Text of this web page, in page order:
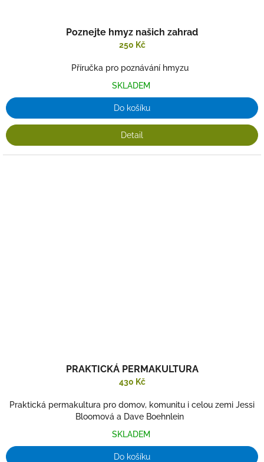
Poznejte hmyz našich zahrad
250 Kč
Příručka pro poznávání hmyzu
SKLADEM
Do košíku
Detail
PRAKTICKÁ PERMAKULTURA
430 Kč
Praktická permakultura pro domov, komunitu i celou zemi Jessi
Bloomová a Dave Boehnlein
SKLADEM
Do košíku